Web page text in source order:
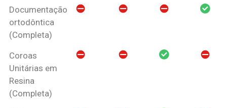
Documentação
ortodôntica
(Completa)
Coroas
Unitárias em
Resina
(Completa)